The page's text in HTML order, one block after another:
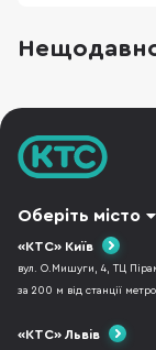
Оберіть місто
«КТС» Київ
вул. О.Мишуги, 4, ТЦ
за 200 м від станції
«КТС» Львів